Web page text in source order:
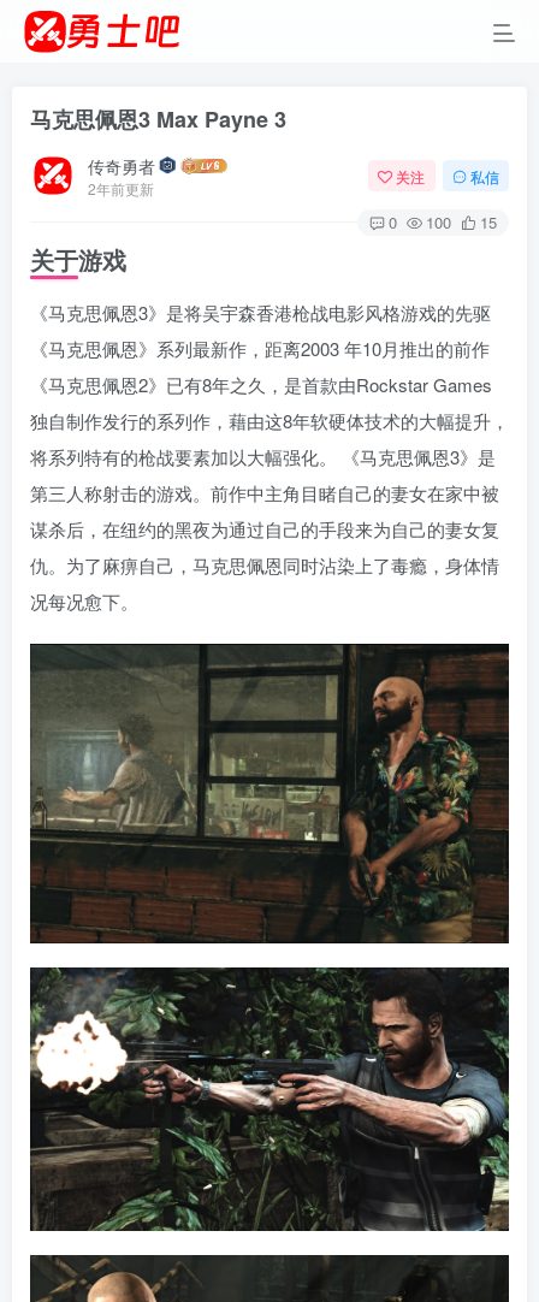
马克思佩恩3 Max Payne 3
传奇勇者
2年前更新
关注 私信
0 100 15
关于游戏
《马克思佩恩3》是将吴宇森香港枪战电影风格游戏的先驱
《马克思佩恩》系列最新作，距离2003 年10月推出的前作
《马克思佩恩2》已有8年之久，是首款由Rockstar Games
独自制作发行的系列作，藉由这8年软硬体技术的大幅提升，
将系列特有的枪战要素加以大幅强化。 《马克思佩恩3》是
第三人称射击的游戏。前作中主角目睹自己的妻女在家中被
谋杀后，在纽约的黑夜为通过自己的手段来为自己的妻女复
仇。为了麻痹自己，马克思佩恩同时沾染上了毒瘾，身体情
况每况愈下。